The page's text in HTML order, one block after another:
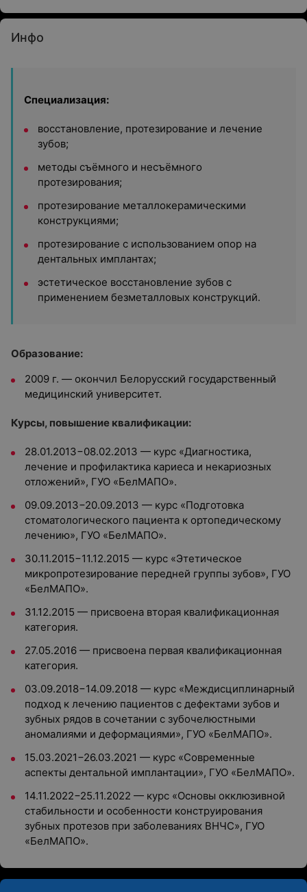
Инфо
Специализация:
восстановление, протезирование и лечение
зубов;
методы съёмного и несъёмного
протезирования;
протезирование металлокерамическими
конструкциями;
протезирование с использованием опор на
дентальных имплантах;
эстетическое восстановление зубов с
применением безметалловых конструкций.
Образование:
2009 г. — окончил Белорусский государственный
медицинский университет.
Курсы, повышение квалификации:
28.01.2013−08.02.2013 — курс «Диагностика,
лечение и профилактика кариеса и некариозных
отложений», ГУО «БелМАПО».
09.09.2013−20.09.2013 — курс «Подготовка
стоматологического пациента к ортопедическому
лечению», ГУО «БелМАПО».
30.11.2015−11.12.2015 — курс «Этетическое
микропротезирование передней группы зубов», ГУО
«БелМАПО».
31.12.2015 — присвоена вторая квалификационная
категория.
27.05.2016 — присвоена первая квалификационная
категория.
03.09.2018−14.09.2018 — курс «Междисциплинарный
подход к лечению пациентов с дефектами зубов и
зубных рядов в сочетании с зубочелюстными
аномалиями и деформациями», ГУО «БелМАПО».
15.03.2021−26.03.2021 — курс «Современные
аспекты дентальной имплантации», ГУО «БелМАПО».
14.11.2022−25.11.2022 — курс «Основы окклюзивной
стабильности и особенности конструирования
зубных протезов при заболеваниях ВНЧС», ГУО
«БелМАПО».